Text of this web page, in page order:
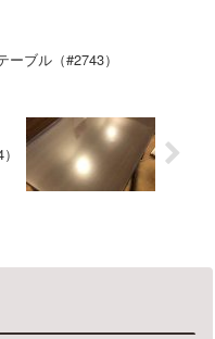
ーブル（#2743）